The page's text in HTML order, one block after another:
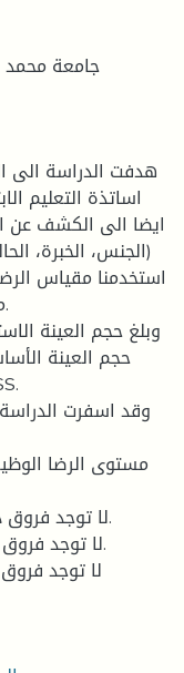
جامعة محمد
هدفت الدراسة الى
اساتذة التعليم
ايضا الى الكشف عن
(الجنس، الخبرة،
استخدمنا مقياس
وقد اسفرت